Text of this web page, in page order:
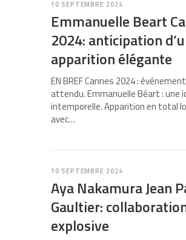
10 SEPTEMBRE 2024
Emmanuelle Beart
2024: anticipation
apparition élégante
EN BREF Cannes 2024 :
attendu. Emmanuelle Béart : une
intemporelle. Apparition en total
avec…
10 SEPTEMBRE 2024
Aya Nakamura Jean
Gaultier:
explosive